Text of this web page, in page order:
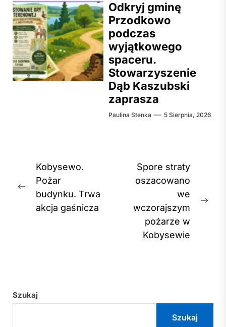
Odkryj gminę
Przodkowo
podczas
wyjątkowego
spaceru.
Stowarzyszenie
Dąb Kaszubski
zaprasza
Paulina Stenka 5 Sierpnia, 2026
Nawigacja
wpisu
Previous
post:
Kobysewo.
Pożar
budynku. Trwa
akcja gaśnicza
Spore straty
oszacowano
we
wczorajszym
pożarze w
Kobysewie
Szukaj
Szukaj